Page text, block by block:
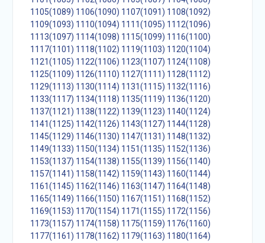
1105(1089) 1106(1090) 1107(1091) 1108(1092)
1109(1093) 1110(1094) 1111(1095) 1112(1096)
1113(1097) 1114(1098) 1115(1099) 1116(1100)
1117(1101) 1118(1102) 1119(1103) 1120(1104)
1121(1105) 1122(1106) 1123(1107) 1124(1108)
1125(1109) 1126(1110) 1127(1111) 1128(1112)
1129(1113) 1130(1114) 1131(1115) 1132(1116)
1133(1117) 1134(1118) 1135(1119) 1136(1120)
1137(1121) 1138(1122) 1139(1123) 1140(1124)
1141(1125) 1142(1126) 1143(1127) 1144(1128)
1145(1129) 1146(1130) 1147(1131) 1148(1132)
1149(1133) 1150(1134) 1151(1135) 1152(1136)
1153(1137) 1154(1138) 1155(1139) 1156(1140)
1157(1141) 1158(1142) 1159(1143) 1160(1144)
1161(1145) 1162(1146) 1163(1147) 1164(1148)
1165(1149) 1166(1150) 1167(1151) 1168(1152)
1169(1153) 1170(1154) 1171(1155) 1172(1156)
1173(1157) 1174(1158) 1175(1159) 1176(1160)
1177(1161) 1178(1162) 1179(1163) 1180(1164)